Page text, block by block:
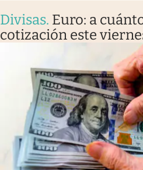
Divisas. Euro: a
cotización este